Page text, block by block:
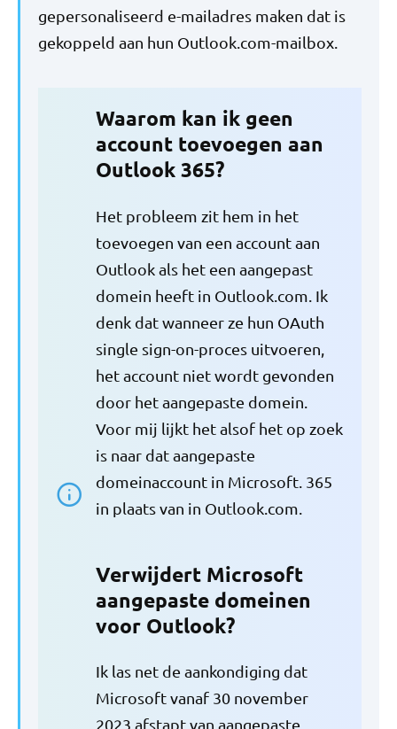
gepersonaliseerd e-mailadres maken dat is
gekoppeld aan hun Outlook.com-mailbox.
Waarom kan ik geen
account toevoegen aan
Outlook 365?
Het probleem zit hem in het
toevoegen van een account aan
Outlook als het een aangepast
domein heeft in Outlook.com. Ik
denk dat wanneer ze hun OAuth
single sign-on-proces uitvoeren,
het account niet wordt gevonden
door het aangepaste domein.
Voor mij lijkt het alsof het op zoek
is naar dat aangepaste
domeinaccount in Microsoft. 365
in plaats van in Outlook.com.
Verwijdert Microsoft
aangepaste domeinen
voor Outlook?
Ik las net de aankondiging dat
Microsoft vanaf 30 november
2023 afstapt van aangepaste